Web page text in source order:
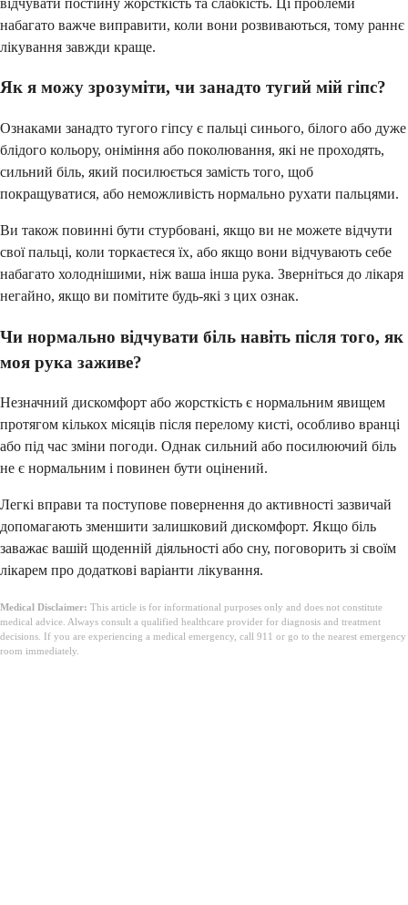
набагато важче виправити, коли вони розвиваються, тому раннє
лікування завжди краще.
Як я можу зрозуміти, чи занадто тугий мій гіпс?
Ознаками занадто тугого гіпсу є пальці синього, білого або дуже
блідого кольору, оніміння або поколювання, які не проходять,
сильний біль, який посилюється замість того, щоб
покращуватися, або неможливість нормально рухати пальцями.
Ви також повинні бути стурбовані, якщо ви не можете відчути
свої пальці, коли торкаєтеся їх, або якщо вони відчувають себе
набагато холоднішими, ніж ваша інша рука. Зверніться до лікаря
негайно, якщо ви помітите будь-які з цих ознак.
Чи нормально відчувати біль навіть після того, як
моя рука заживе?
Незначний дискомфорт або жорсткість є нормальним явищем
протягом кількох місяців після перелому кисті, особливо вранці
або під час зміни погоди. Однак сильний або посилюючий біль
не є нормальним і повинен бути оцінений.
Легкі вправи та поступове повернення до активності зазвичай
допомагають зменшити залишковий дискомфорт. Якщо біль
заважає вашій щоденній діяльності або сну, поговорить зі своїм
лікарем про додаткові варіанти лікування.
Medical Disclaimer: This article is for informational purposes only and does not constitute
medical advice. Always consult a qualified healthcare provider for diagnosis and treatment
decisions. If you are experiencing a medical emergency, call 911 or go to the nearest emergency
room immediately.